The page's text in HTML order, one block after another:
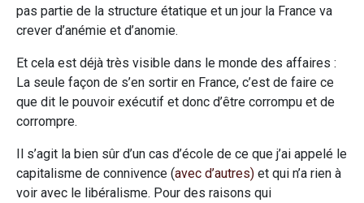
pas partie de la structure étatique et un jour la France va
crever d’anémie et d’anomie.
Et cela est déjà très visible dans le monde des affaires :
La seule façon de s’en sortir en France, c’est de faire ce
que dit le pouvoir exécutif et donc d’être corrompu et de
corrompre.
Il s’agit la bien sûr d’un cas d’école de ce que j’ai appelé le
capitalisme de connivence (avec d’autres) et qui n’a rien à
voir avec le libéralisme. Pour des raisons qui